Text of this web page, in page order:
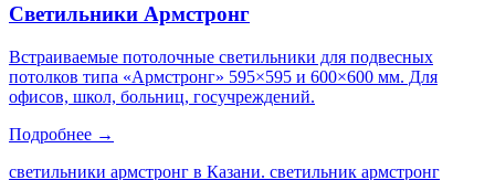
Светильники Армстронг
Встраиваемые потолочные светильники для подвесных
потолков типа «Армстронг» 595×595 и 600×600 мм. Для
офисов, школ, больниц, госучреждений.
Подробнее →
светильники армстронг в Казани. светильник армстронг